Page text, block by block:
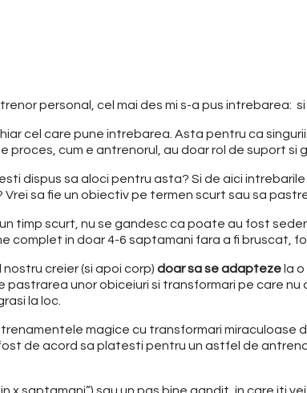
personal, cel mai des mi s-a pus intrebarea:
cel care pune intrebarea. Asta pentru ca
cum e antrenorul, au doar rol de suport
esti dispus sa aloci pentru asta? Si de aici
Vrei sa fie un obiectiv pe termen scurt sau sa
scurt, nu se gandesc ca poate au fost
complet in doar 4-6 saptamani fara a fi
creier (si apoi corp) doar sa se adapteze la
unor obiceiuri si transformari pe care nu
la loc.
magice cu transformari
de acord sa platesti pentru un astfel de